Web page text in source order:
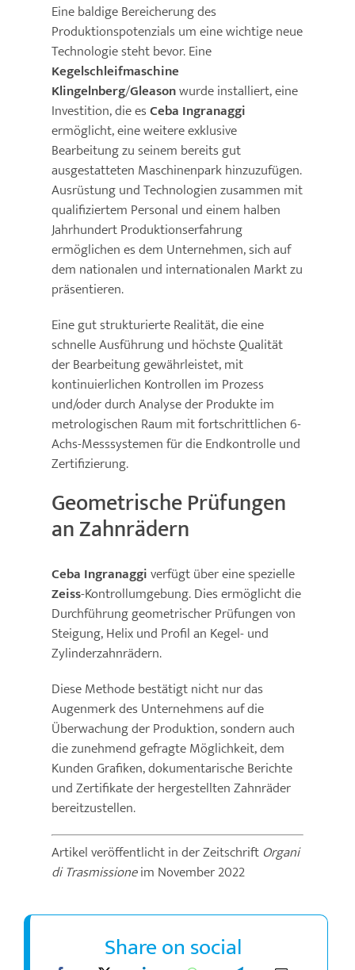
Eine baldige Bereicherung des
Produktionspotenzials um eine wichtige neue
Technologie steht bevor. Eine
Kegelschleifmaschine
Klingelnberg/Gleasonwurde installiert, eine
Investition, die esCeba Ingranaggi
ermöglicht, eine weitere exklusive
Bearbeitung zu seinem bereits gut
ausgestatteten Maschinenpark hinzuzufügen.
Ausrüstung und Technologien zusammen mit
qualifiziertem Personal und einem halben
Jahrhundert Produktions­erfahrung
ermöglichen es dem Unternehmen, sich auf
dem nationalen und internationalen Markt zu
präsentieren.
Eine gut strukturierte Realität, die eine
schnelle Ausführung und höchste Qualität
der Bearbeitung gewährleistet, mit
kontinuierlichen Kontrollen im Prozess
und/oder durch Analyse der Produkte im
metrologischen Raum mit fortschrittlichen 6-
Achs-Messsystemen für die Endkontrolle und
Zertifizierung.
Geometrische Prüfungen
an Zahnrädern
Ceba Ingranaggiverfügt über eine spezielle
Zeiss-Kontrollumgebung. Dies ermöglicht die
Durchführung geometrischer Prüfungen von
Steigung, Helix und Profil an Kegel- und
Zylinderzahnrädern.
Diese Methode bestätigt nicht nur das
Augenmerk des Unternehmens auf die
Überwachung der Produktion, sondern auch
die zunehmend gefragte Möglichkeit, dem
Kunden Grafiken, dokumentarische Berichte
und Zertifikate der hergestellten Zahnräder
bereitzustellen.
Artikel veröffentlicht in der Zeitschrift Organi
di Trasmissioneim November 2022
Share on social